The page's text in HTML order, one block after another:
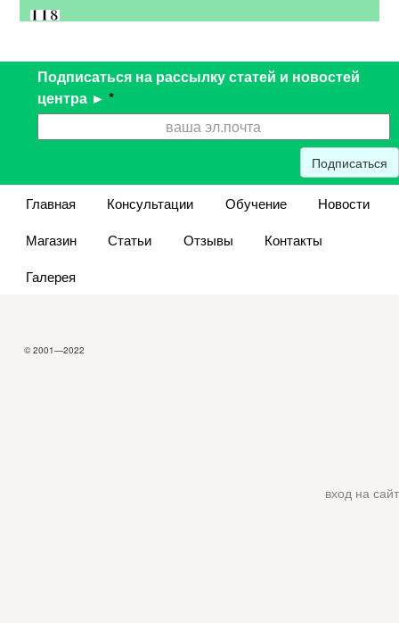
Подписаться на рассылку статей и новостей
центра ► *
Подписаться
Главная Консультации Обучение
Новости
Магазин
Статьи Отзывы
Контакты
Галерея
© 2001—2022
вход на сайт